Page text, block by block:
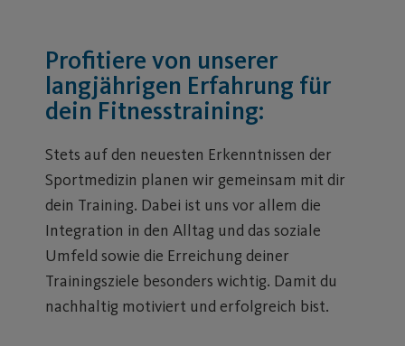
Profitiere von unserer
langjährigen Erfahrung für
dein Fitnesstraining:
Stets auf den neuesten Erkenntnissen der
Sportmedizin planen wir gemeinsam mit dir
dein Training. Dabei ist uns vor allem die
Integration in den Alltag und das soziale
Umfeld sowie die Erreichung deiner
Trainingsziele besonders wichtig. Damit du
nachhaltig motiviert und erfolgreich bist.